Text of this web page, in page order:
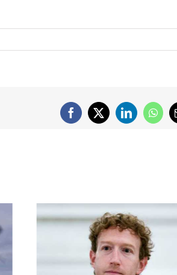
Facebook
X LinkedIn